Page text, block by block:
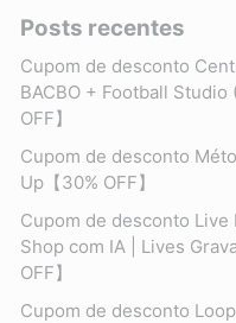
Posts recentes
Cupom de desconto
BACBO + Football Studio
OFF】
Cupom de desconto
Up【30% OFF】
Cupom de desconto Live
Shop com IA | Lives
OFF】
Cupom de desconto